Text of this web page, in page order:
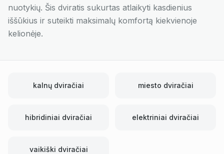
nuotykių. Šis dviratis sukurtas atlaikyti kasdienius
iššūkius ir suteikti maksimalų komfortą kiekvienoje
kelionėje.
kalnų dviračiai miesto dviračiai
hibridiniai dviračiai elektriniai dviračiai
vaikiški dviračiai